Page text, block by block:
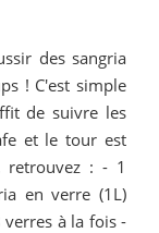
des sangria
! C'est simple
de suivre les
et le tour est
retrouvez : - 1
en verre (1L)
à la fois -